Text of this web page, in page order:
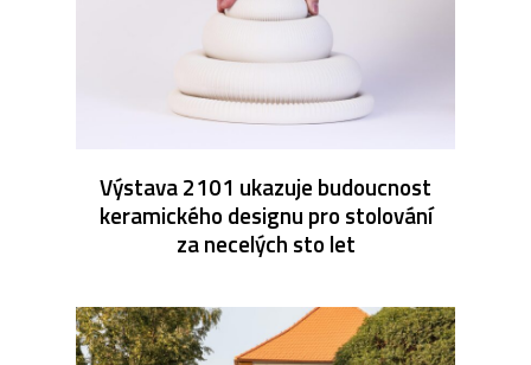
Výstava 2101 ukazuje budoucnost
keramického designu pro stolování
za necelých sto let